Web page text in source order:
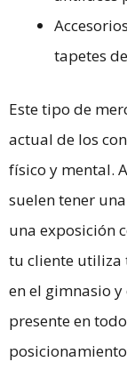
tapetes
Este tipo de
actual de los
físico y mental.
suelen tener
una exposición
tu cliente utiliza
en el gimnasio
presente en